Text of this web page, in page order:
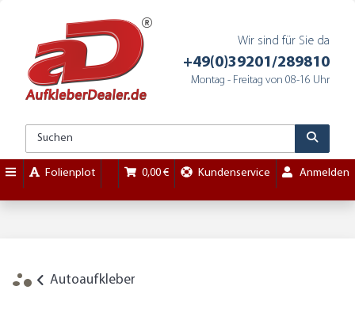
Wir sind für Sie da
+49(0)39201/289810
Montag - Freitag von 08-16 Uhr
Folienplot 0,00 € Kundenservice Anmelden
Autoaufkleber